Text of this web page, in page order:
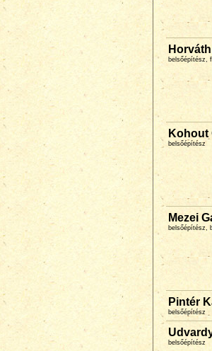
belsőépítész,
Kohout
belsőépítész
Mezei
belsőépítész,
Pintér
belsőépítész
belsőépítész